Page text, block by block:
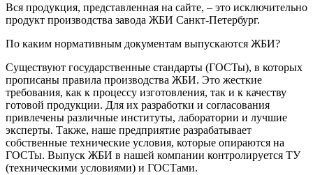
Вся продукция, представленная на сайте, – это исключительно
продукт производства завода ЖБИ Санкт-Петербург.
По каким нормативным документам выпускаются ЖБИ?
Существуют государственные стандарты (ГОСТы), в которых
прописаны правила производства ЖБИ. Это жесткие
требования, как к процессу изготовления, так и к качеству
готовой продукции. Для их разработки и согласования
привлечены различные институты, лаборатории и лучшие
эксперты. Также, наше предприятие разрабатывает
собственные технические условия, которые опираются на
ГОСТы. Выпуск ЖБИ в нашей компании контролируется ТУ
(техническими условиями) и ГОСТами.